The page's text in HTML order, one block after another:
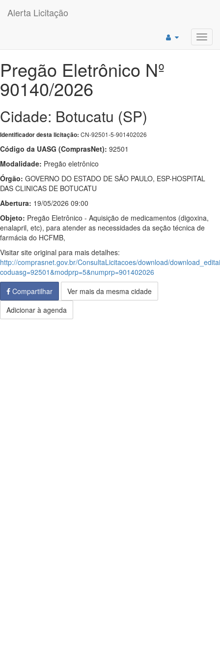
Alerta Licitação
Pregão Eletrônico Nº
90140/2026
Cidade: Botucatu (SP)
Identificador desta licitação: CN-92501-5-901402026
Código da UASG (ComprasNet): 92501
Modalidade: Pregão eletrônico
Órgão: GOVERNO DO ESTADO DE SÃO PAULO, ESP-HOSPITAL
DAS CLINICAS DE BOTUCATU
Abertura: 19/05/2026 09:00
Objeto: Pregão Eletrônico - Aquisição de medicamentos (digoxina,
enalapril, etc), para atender as necessidades da seção técnica de
farmácia do HCFMB,
Visitar site original para mais detalhes:
http://comprasnet.gov.br/ConsultaLicitacoes/download/
coduasg=92501&modprp=5&numprp=901402026
Compartilhar
Ver mais da mesma cidade
Adicionar à agenda